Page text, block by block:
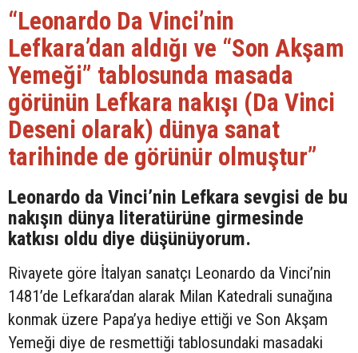
“Leonardo Da Vinci’nin
Lefkara’dan aldığı ve “Son Akşam
Yemeği” tablosunda masada
görünün Lefkara nakışı (Da Vinci
Deseni olarak) dünya sanat
tarihinde de görünür olmuştur”
Leonardo da Vinci’nin Lefkara sevgisi de bu
nakışın dünya literatürüne girmesinde
katkısı oldu diye düşünüyorum.
Rivayete göre İtalyan sanatçı Leonardo da Vinci’nin
1481’de Lefkara’dan alarak Milan Katedrali sunağına
konmak üzere Papa’ya hediye ettiği ve Son Akşam
Yemeği diye de resmettiği tablosundaki masadaki